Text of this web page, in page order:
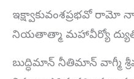
ఇక్ష్వాకువంశప్రభవో రామో
నియతాత్మా మహావీర్యో
బుద్ధిమాన్ నీతిమాన్ వాగ్మీ